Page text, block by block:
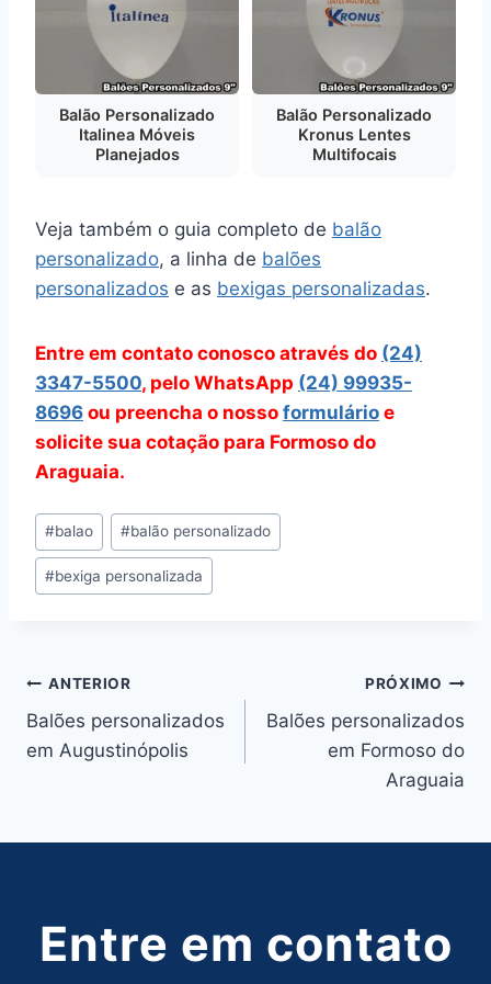
Balão Personalizado
Italinea Móveis
Planejados
Balão Personalizado
Kronus Lentes
Multifocais
Veja também o guia completo de balão
personalizado, a linha de balões
personalizados e as bexigas personalizadas.
Entre em contato conosco através do (24)
3347-5500, pelo WhatsApp (24) 99935-
8696 ou preencha o nosso formulário e
solicite sua cotação para Formoso do
Araguaia.
Tags
do
Post:
#balao #balão personalizado
#bexiga personalizada
Navegação
de
ANTERIOR
Balões personalizados
em Augustinópolis
PRÓXIMO
Balões personalizados
em Formoso do
Araguaia
Entre em contato